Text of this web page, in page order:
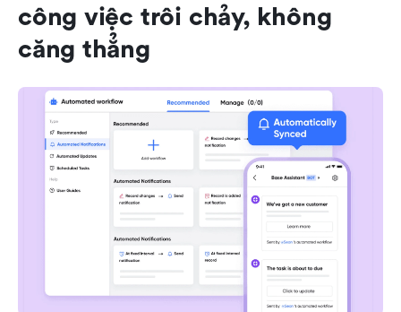
công việc trôi chảy, không
căng thẳng